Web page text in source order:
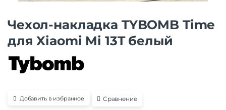
Чехол-накладка TYBOMB Time
для Xiaomi Mi 13T белый
Добавить в избранное Сравнение